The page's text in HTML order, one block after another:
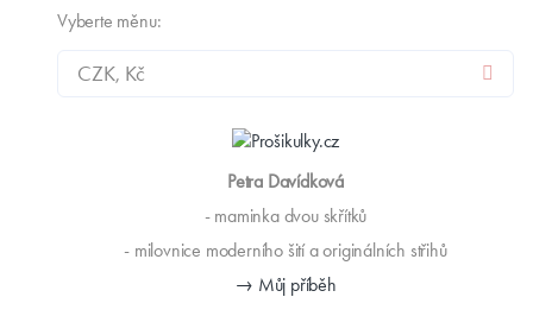
Vyberte měnu:
Petra Davídková
- maminka dvou skřítků
- milovnice moderního šití a originálních střihů
→ Můj příběh